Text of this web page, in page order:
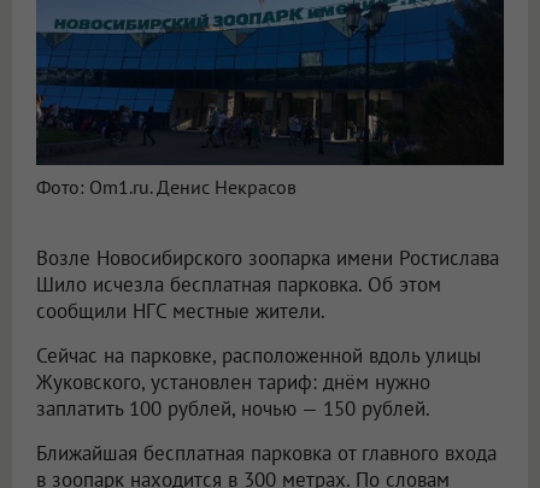
Фото: Om1.ru. Денис Некрасов
Возле Новосибирского зоопарка имени Ростислава
Шило исчезла бесплатная парковка. Об этом
сообщили НГС местные жители.
Сейчас на парковке, расположенной вдоль улицы
Жуковского, установлен тариф: днём нужно
заплатить 100 рублей, ночью — 150 рублей.
Ближайшая бесплатная парковка от главного входа
в зоопарк находится в 300 метрах. По словам